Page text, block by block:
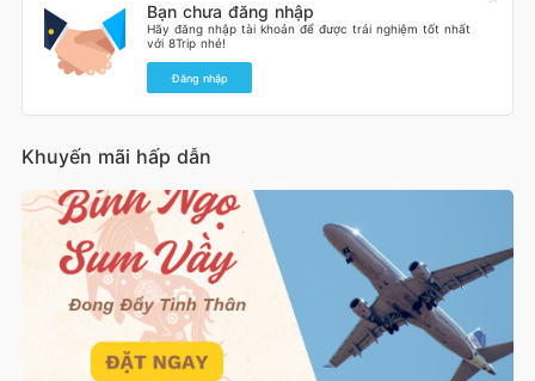
Bạn chưa đăng nhập
Hãy đăng nhập tài khoản để được trải nghiệm tốt nhất
với 8Trip nhé!
Đăng nhập
Khuyến mãi hấp dẫn